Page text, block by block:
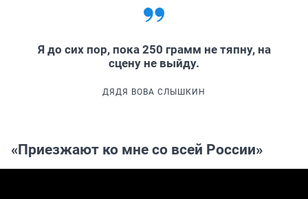
Я до сих пор, пока 250 грамм не тяпну, на
сцену не выйду.
ДЯДЯ ВОВА СЛЫШКИН
«Приезжают ко мне со всей России»